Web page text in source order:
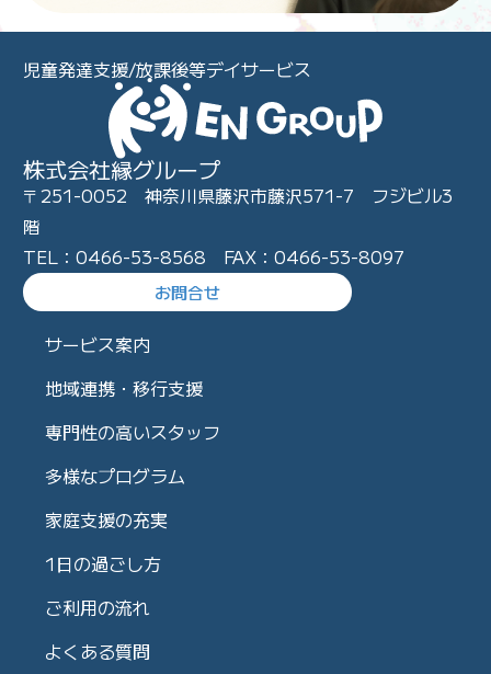
児童発達支援/放課後等デイサービス
株式会社縁グループ
〒251-0052 神奈川県藤沢市藤沢571-7 フジビル3
階
TEL：0466-53-8568 FAX：0466-53-8097
お問合せ
サービス案内
地域連携・移行支援
専門性の高いスタッフ
多様なプログラム
家庭支援の充実
1日の過ごし方
ご利用の流れ
よくある質問